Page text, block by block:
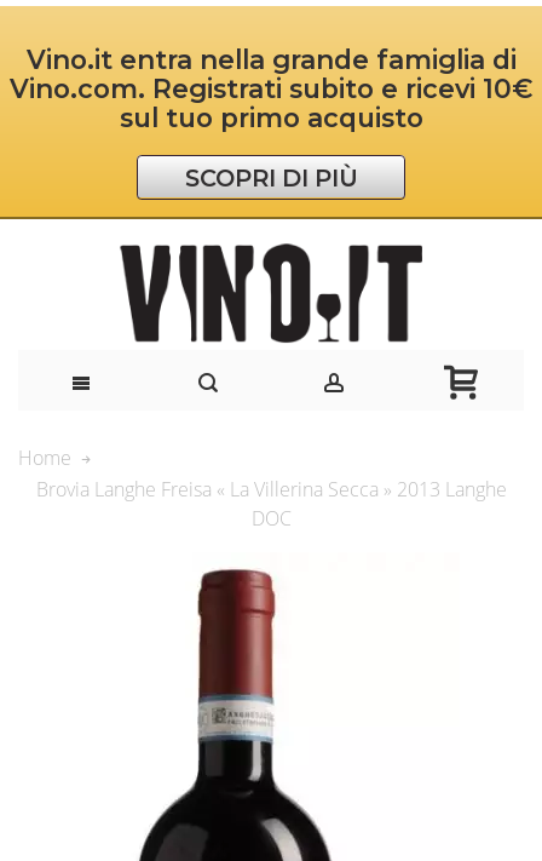
Vino.it entra nella grande famiglia di
Vino.com. Registrati subito e ricevi 10€
sul tuo primo acquisto
SCOPRI DI PIÙ
Home
Brovia Langhe Freisa « La Villerina Secca » 2013 Langhe
DOC